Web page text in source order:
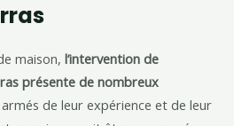
maison, l’intervention de
présente de nombreux
de leur expérience et de leur